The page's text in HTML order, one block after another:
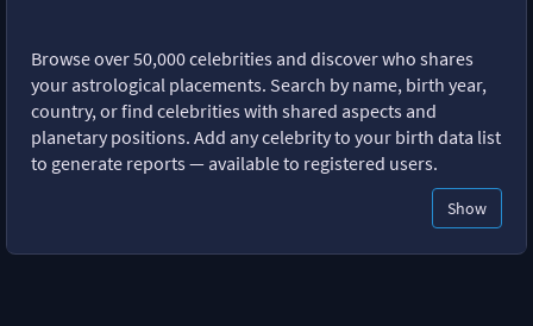
Browse over 50,000 celebrities and discover who shares
your astrological placements. Search by name, birth year,
country, or find celebrities with shared aspects and
planetary positions. Add any celebrity to your birth data list
to generate reports — available to registered users.
Show